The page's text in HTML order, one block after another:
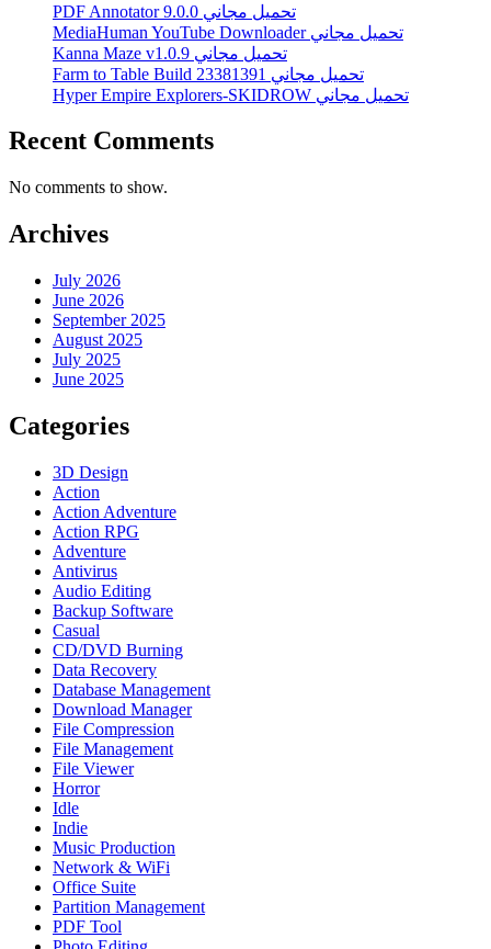
PDF Annotator 9.0.0 تحميل مجاني
MediaHuman YouTube Downloader تحميل مجاني
Kanna Maze v1.0.9 تحميل مجاني
Farm to Table Build 23381391 تحميل مجاني
Hyper Empire Explorers-SKIDROW تحميل مجاني
Recent Comments
No comments to show.
Archives
July 2026
June 2026
September 2025
August 2025
July 2025
June 2025
Categories
3D Design
Action
Action Adventure
Action RPG
Adventure
Antivirus
Audio Editing
Backup Software
Casual
CD/DVD Burning
Data Recovery
Database Management
Download Manager
File Compression
File Management
File Viewer
Horror
Idle
Indie
Music Production
Network & WiFi
Office Suite
Partition Management
PDF Tool